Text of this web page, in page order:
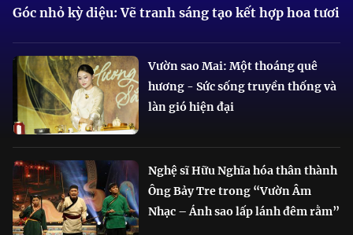
Góc nhỏ kỳ diệu: Vẽ tranh sáng tạo kết hợp hoa tươi
Vườn sao Mai: Một thoáng quê
hương - Sức sống truyền thống và
làn gió hiện đại
Nghệ sĩ Hữu Nghĩa hóa thân thành
Ông Bảy Tre trong “Vườn Âm
Nhạc – Ánh sao lấp lánh đêm rằm”